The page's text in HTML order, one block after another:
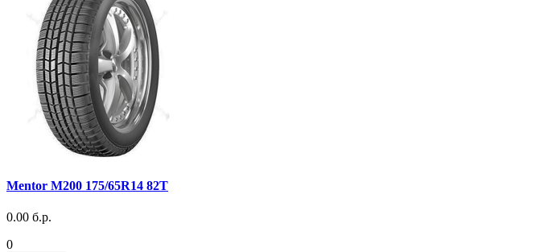
Mentor M200 175/65R14 82T
0.00 б.р.
0